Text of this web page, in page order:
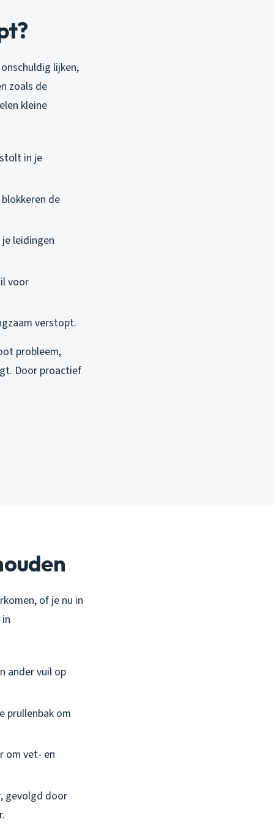
lijken,
zoals de
kleine
in je
de
leidingen
voor
verstopt.
probleem,
Door proactief
of je nu in
ander vuil op
prullenbak om
om vet- en
gevolgd door